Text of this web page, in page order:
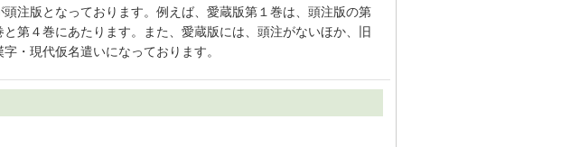
注版となっております。例えば、愛蔵版第１巻は、頭注版の第
第４巻にあたります。また、愛蔵版には、頭注がないほか、旧
・現代仮名遣いになっております。